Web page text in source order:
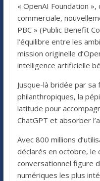
« OpenAI Foundation
commerciale,
PBC » (Public Benefit
l’équilibre entre les
mission originelle
intelligence artificielle
Jusque-là bridée par
philanthropiques, la
latitude pour
ChatGPT et absorber
Avec 800 millions
déclarés en octobre, le
conversationnel figure
numériques les plus